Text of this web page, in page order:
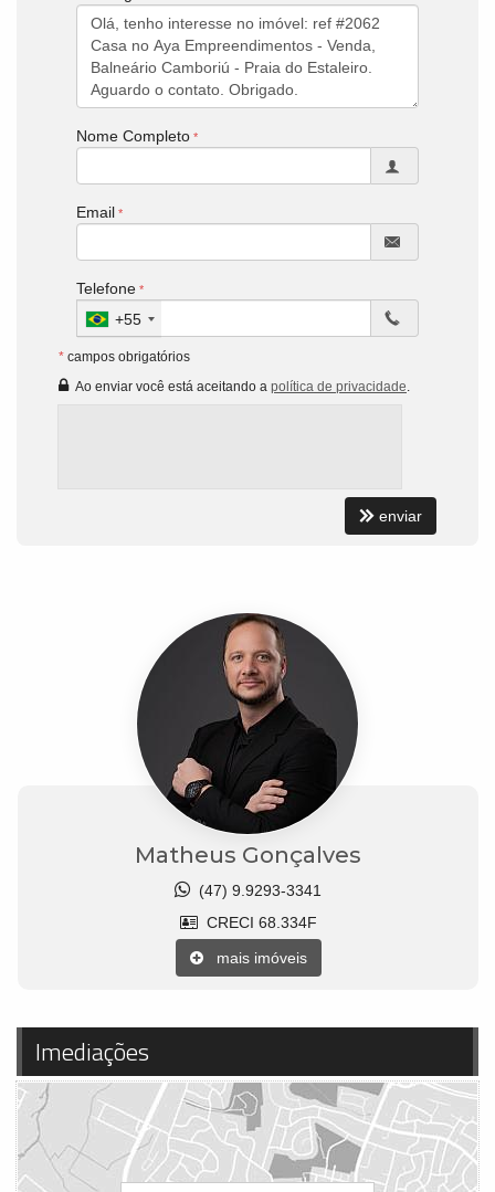
Nome Completo
Email
Telefone
+55
* campos obrigatórios
Ao enviar você está aceitando a política de privacidade
enviar
Matheus Gonçalves
(47) 9.9293-3341
CRECI 68.334F
mais imóveis
Imediações